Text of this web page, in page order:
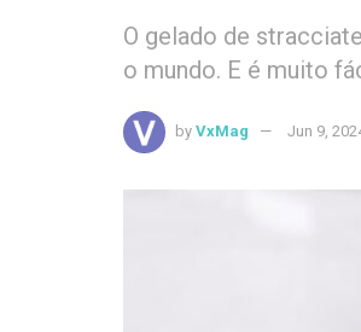
O gelado de
o mundo. E é muito
by VxMag Jun 9,